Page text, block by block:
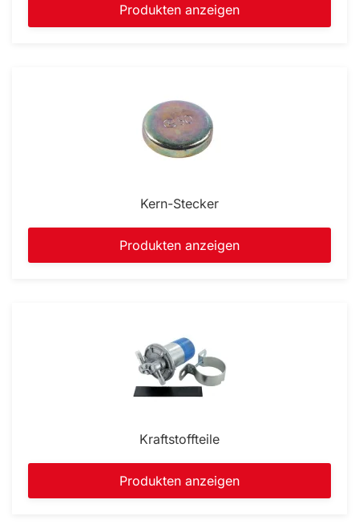
Produkten anzeigen
Kern-Stecker
Produkten anzeigen
Kraftstoffteile
Produkten anzeigen